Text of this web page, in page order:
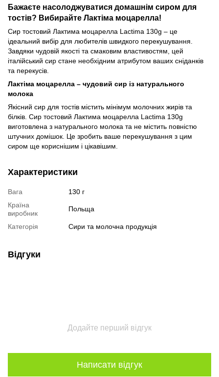
Бажаєте насолоджуватися домашнім сиром для
тостів? Вибирайте Лактіма моцарелла!
Сир тостовий Лактима моцарелла Lactima 130g – це
ідеальний вибір для любителів швидкого перекушування.
Завдяки чудовій якості та смаковим властивостям, цей
італійський сир стане необхідним атрибутом ваших сніданків
та перекусів.
Лактіма моцарелла – чудовий сир із натурального
молока
Якісний сир для тостів містить мінімум молочних жирів та
білків. Сир тостовий Лактима моцарелла Lactima 130g
виготовлена ​​з натурального молока та не містить повністю
штучних домішок. Це зробить ваше перекушування з цим
сиром ще кориснішим і цікавішим.
Характеристики
Вага
130 г
Країна
виробник
Польща
Категорія Сири та молочна продукція
Відгуки
Додайте перший відгук
Написати відгук